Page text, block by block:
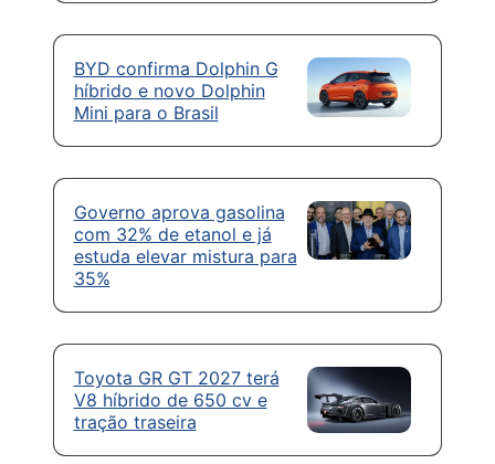
BYD confirma Dolphin G
híbrido e novo Dolphin
Mini para o Brasil
Governo aprova gasolina
com 32% de etanol e já
estuda elevar mistura para
35%
Toyota GR GT 2027 terá
V8 híbrido de 650 cv e
tração traseira